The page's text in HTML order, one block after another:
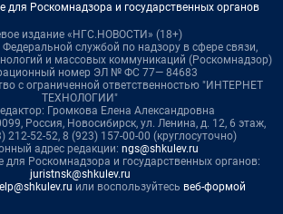
для Роскомнадзора и государственных органов
издание «НГС.НОВОСТИ» (18+)
службой по надзору в сфере связи,
и массовых коммуникаций (Роскомнадзор)
номер ЭЛ № ФС 77— 84683
с ограниченной ответственностью "ИНТЕРНЕТ
ТЕХНОЛОГИИ"
Громкова Елена Александровна
Россия, Новосибирск, ул. Ленина, д. 12, 6 этаж,
212-52-52, 8 (923) 157-00-00 (круглосуточно)
адрес редакции: ngs@shkulev.ru
для Роскомнадзора и государственных органов:
juristnsk@shkulev.ru
или воспользуйтесь веб-формой